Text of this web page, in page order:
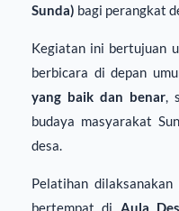
Sunda) bagi perangkat
Kegiatan ini bertujuan
berbicara di depan
yang baik dan benar
budaya masyarakat
desa.
Pelatihan dilaksanakan
bertempat di Aula